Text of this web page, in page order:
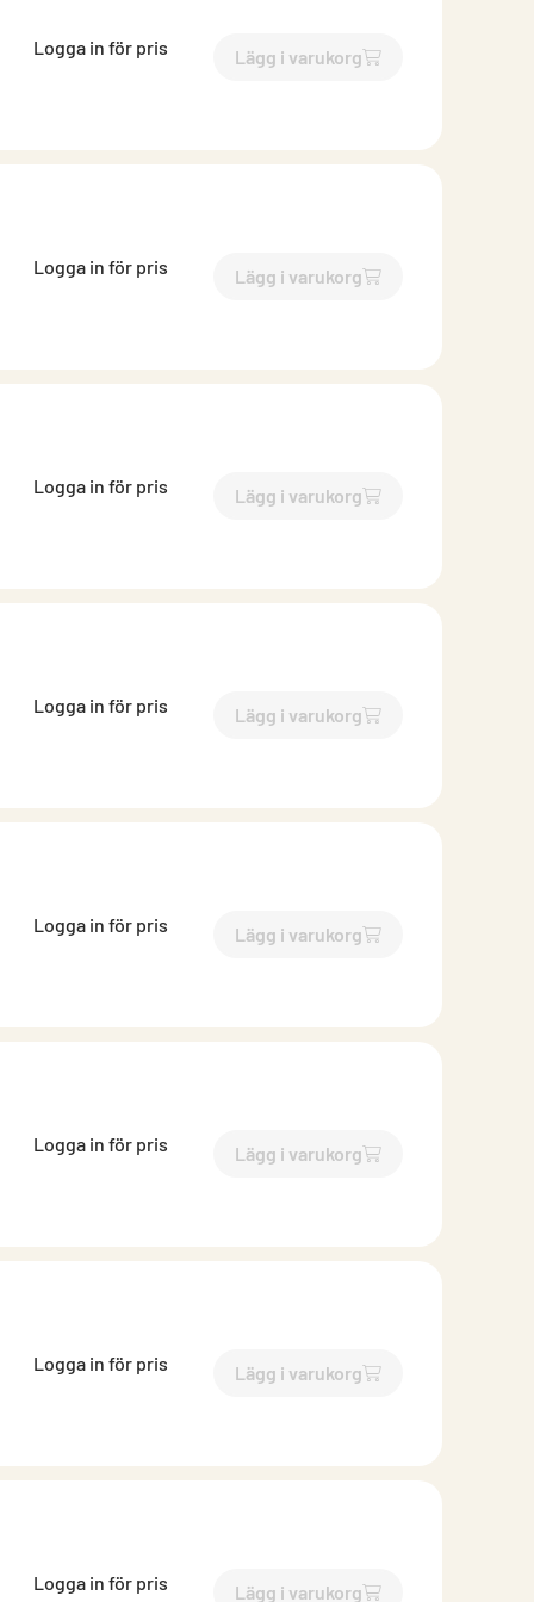
Logga in för pris Lägg i varukorg
`$Lägg till
Logga in för pris Lägg i varukorg
`$Lägg till
Logga in för pris Lägg i varukorg
`$Lägg till
Logga in för pris Lägg i varukorg
`$Lägg till
Logga in för pris Lägg i varukorg
`$Lägg till
Logga in för pris Lägg i varukorg
`$Lägg till
Logga in för pris Lägg i varukorg
`$Lägg till
Logga in för pris Lägg i varukorg